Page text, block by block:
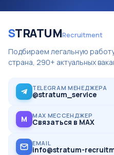
STRATUMRecruitment
Подбираем легальную
страна, 290+ актуальных
TELEGRAM МЕНЕДЖЕРА
@stratum_service
M MAX МЕССЕНДЖЕР
Связаться в MAX
EMAIL
info@stratum-